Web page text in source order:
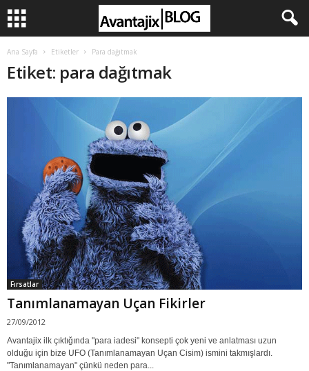
Ana Sayfa Etiketler Para dağıtmak
Etiket: para dağıtmak
Fırsatlar
Tanımlanamayan Uçan Fikirler
27/09/2012
Avantajix ilk çıktığında "para iadesi" konsepti çok yeni ve anlatması uzun
olduğu için bize UFO (Tanımlanamayan Uçan Cisim) ismini takmışlardı.
"Tanımlanamayan" çünkü neden para...